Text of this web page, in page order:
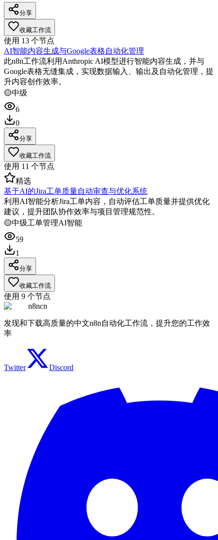
分享
收藏工作流
使用 13 个节点
AI智能内容生成与Google表格自动化管理
此n8n工作流利用Anthropic AI模型进行智能内容生成，并与
Google表格无缝集成，实现数据输入、输出及自动化管理，提
升内容创作效率。
🟡中级
6
0
分享
收藏工作流
使用 11 个节点
精选
基于AI的Jira工单质量自动审查与优化系统
利用AI智能分析Jira工单内容，自动评估工单质量并提供优化
建议，提升团队协作效率与项目管理规范性。
🟡中级工单管理AI智能
59
1
分享
收藏工作流
使用 9 个节点
n8ncn
发现和下载高质量的中文n8n自动化工作流，提升您的工作效
率
Twitter Discord